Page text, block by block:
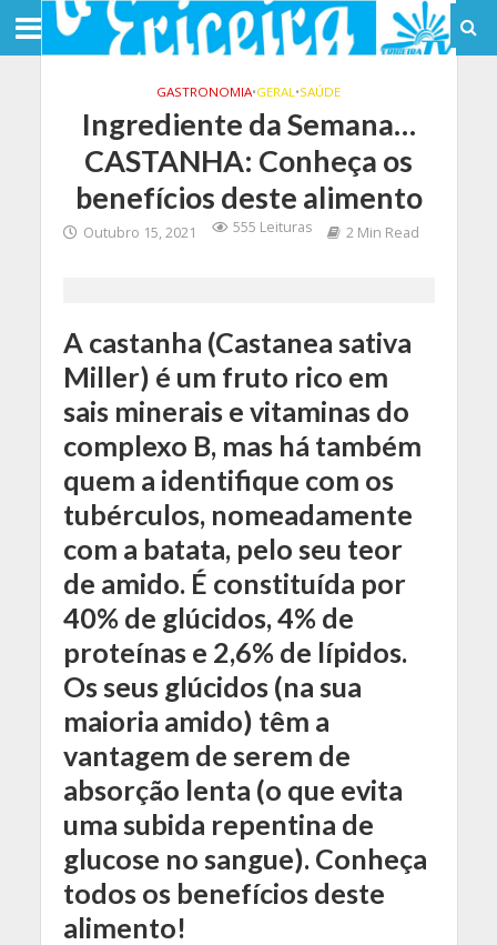
GASTRONOMIA•GERAL•SAÚDE
Ingrediente da Semana…
CASTANHA: Conheça os
benefícios deste alimento
Outubro 15, 2021 555 Leituras 2 Min Read
A castanha (Castanea sativa
Miller) é um fruto rico em
sais minerais e vitaminas do
complexo B, mas há também
quem a identifique com os
tubérculos, nomeadamente
com a batata, pelo seu teor
de amido. É constituída por
40% de glúcidos, 4% de
proteínas e 2,6% de lípidos.
Os seus glúcidos (na sua
maioria amido) têm a
vantagem de serem de
absorção lenta (o que evita
uma subida repentina de
glucose no sangue). Conheça
todos os benefícios deste
alimento!